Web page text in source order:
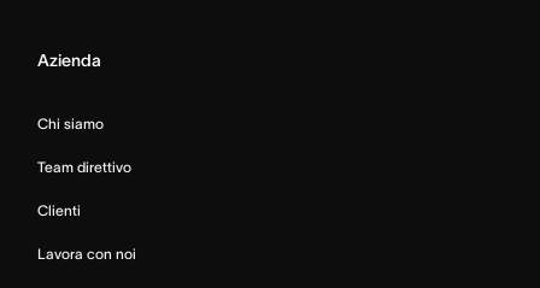
Azienda
Chi siamo
Team direttivo
Clienti
Lavora con noi